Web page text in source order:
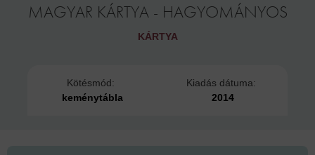
MAGYAR KÁRTYA - HAGYOMÁNYOS
KÁRTYA
Kötésmód:
keménytábla
Kiadás dátuma:
2014